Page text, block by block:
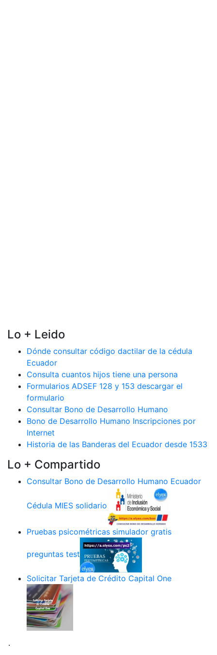
Lo + Leido
Dónde consultar código dactilar de la cédula
Ecuador
Consulta cuantos hijos tiene una persona
Formularios ADSEF 128 y 153 descargar el
formulario
Consultar Bono de Desarrollo Humano
Bono de Desarrollo Humano Inscripciones por
Internet
Historia de las Banderas del Ecuador desde 1533
Lo + Compartido
Consultar Bono de Desarrollo Humano Ecuador
Cédula MIES solidario
Pruebas psicométricas simulador gratis
preguntas test
Solicitar Tarjeta de Crédito Capital One
.